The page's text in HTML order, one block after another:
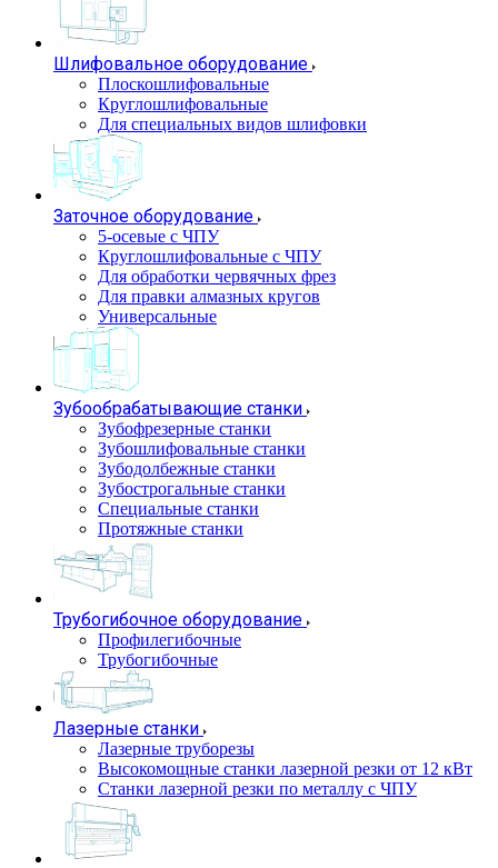
Шлифовальное оборудование
Плоскошлифовальные
Круглошлифовальные
Для специальных видов шлифовки
Заточное оборудование
5-осевые с ЧПУ
Круглошлифовальные с ЧПУ
Для обработки червячных фрез
Для правки алмазных кругов
Универсальные
Зубообрабатывающие станки
Зубофрезерные станки
Зубошлифовальные станки
Зубодолбежные станки
Зубострогальные станки
Специальные станки
Протяжные станки
Трубогибочное оборудование
Профилегибочные
Трубогибочные
Лазерные станки
Лазерные труборезы
Высокомощные станки лазерной резки от 12 кВт
Станки лазерной резки по металлу с ЧПУ